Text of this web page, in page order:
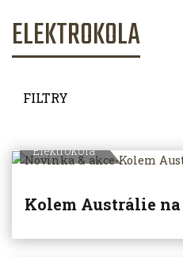
ELEKTROKOLA
FILTRY
Elektrokola
Kolem Austrálie